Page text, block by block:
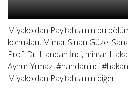
Miyako'dan Payitahta'nın bu
konukları, Mimar Sinan Güzel
Prof. Dr. Handan İnci, mimar
Aynur Yılmaz. #handaninci
Miyako'dan Payitahta'nın diğer...